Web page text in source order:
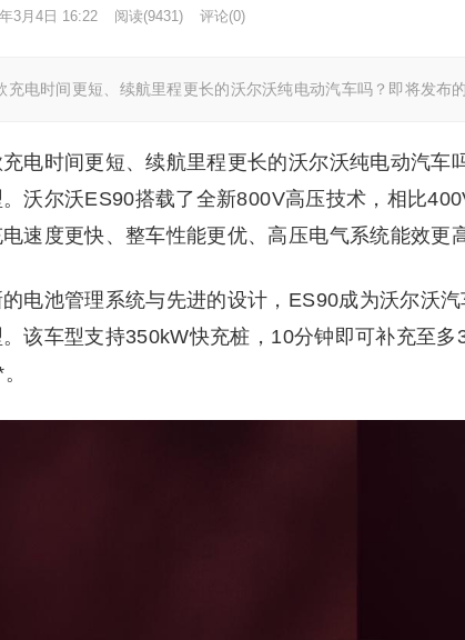
3月4日 16:22 阅读(9431) 评论(0)
充电时间更短、续航里程更长的沃尔沃纯电动汽车吗？即将发布
电时间更短、续航里程更长的沃尔沃纯电动汽车
沃尔沃ES90搭载了全新800V高压技术，相比
速度更快、整车性能更优、高压电气系统能效更高
电池管理系统与先进的设计，ES90成为沃尔沃
该车型支持350kW快充桩，10分钟即可补充至